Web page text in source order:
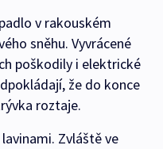
v rakouském
sněhu. Vyvrácené
poškodily i elektrické
že do konce
roztaje.
Zvláště ve